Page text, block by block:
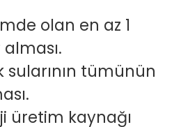
olan en az 1
sularının tümünün
üretim kaynağı